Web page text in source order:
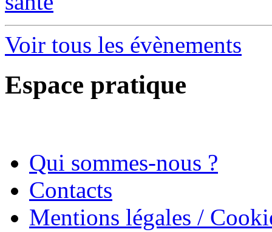
Voir tous les évènements
Espace pratique
Qui sommes-nous ?
Contacts
Mentions légales /